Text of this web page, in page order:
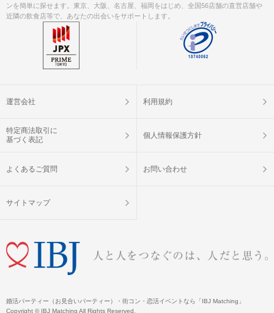
ンを簡単に探せます。東京、大阪、名古屋、福岡をはじめ、全国56店舗の直営店舗や
近隣の飲食店等で、あなたの出会いをサポートします。
運営会社 利用規約
特定商法取引に
基づく表記
個人情報保護方針
よくあるご質問 お問い合わせ
サイトマップ
婚活パーティー（お見合いパーティー）・街コン・恋活イベントなら「IBJ Matching」
Copyright © IBJ Matching All Rights Reserved.